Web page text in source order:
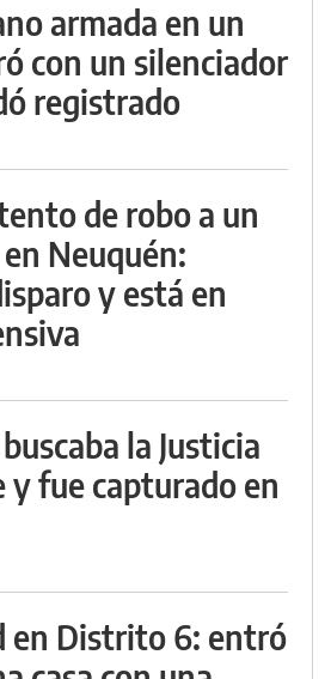
armada en un
con un silenciador
registrado
de robo a un
Neuquén:
y está en
la Justicia
y fue capturado en
en Distrito 6: entró